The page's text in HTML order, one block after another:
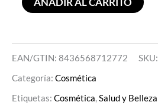
EAN/GTIN: 8436568712772 SKU:
Categoría: Cosmética
Etiquetas: Cosmética,Salud y Belleza